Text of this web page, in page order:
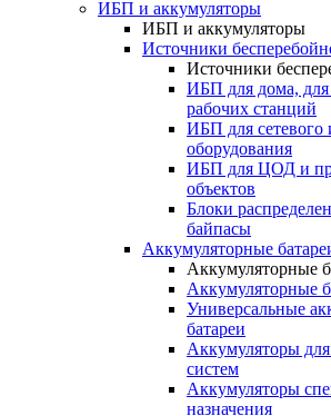
ИБП и аккумуляторы
ИБП и аккумуляторы
Источники
Источники
ИБП для дома,
рабочих станций
ИБП для сетевого
оборудования
ИБП для ЦОД и
объектов
Блоки
байпасы
Аккумуляторные
Аккумуляторные
Аккумуляторные
Универсальные
батареи
Аккумуляторы
систем
Аккумуляторы
назначения